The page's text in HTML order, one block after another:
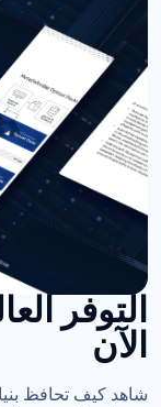
التوفر
الآن